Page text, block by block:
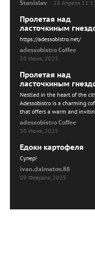
Stanislav
28 Апреля
Пролетая над
ласточкиным
https://adessobistro.net/
adessobistro Coffee
30 Июня, 2025
Пролетая над
ласточкиным
Nestled in the heart of the
Adessobistro is a charming
that offers a warm and
adessobistro Coffee
30 Июня, 2025
Едоки картофеля
Cупер!
ivan.dalmatov.88
09 Февраля, 2025